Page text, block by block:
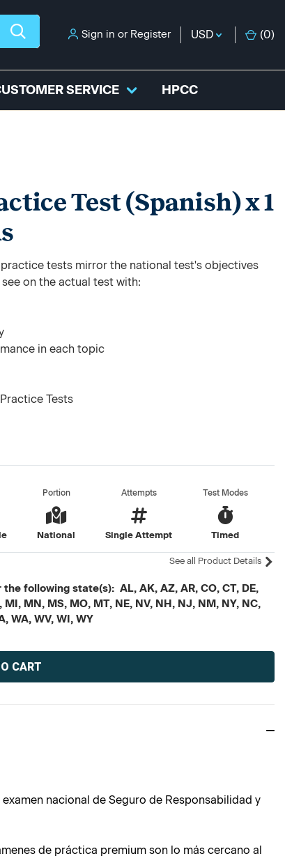
Sign in or Register USD (0)
SERVICE HPCC
Test (Spanish) x 1
tests mirror the national test's objectives
on the actual test with:
in each topic
Tests
Portion
National
Attempts
Single Attempt
Test Modes
Timed
See all Product Details
following state(s): AL, AK, AZ, AR, CO, CT, DE,
MN, MS, MO, MT, NE, NV, NH, NJ, NM, NY, NC,
WA, WV, WI, WY
nacional de Seguro de Responsabilidad y
de práctica premium son lo más cercano al